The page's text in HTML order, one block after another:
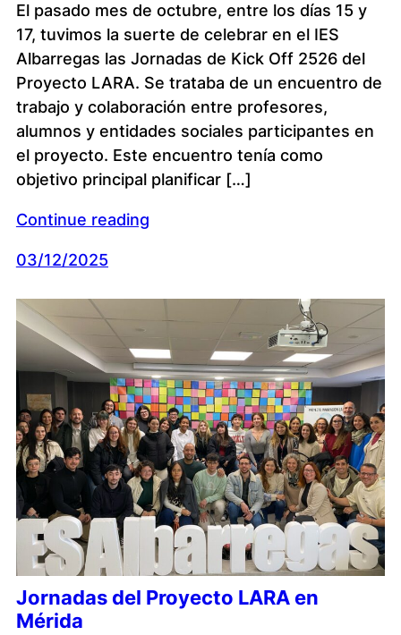
El pasado mes de octubre, entre los días 15 y
17, tuvimos la suerte de celebrar en el IES
Albarregas las Jornadas de Kick Off 2526 del
Proyecto LARA. Se trataba de un encuentro de
trabajo y colaboración entre profesores,
alumnos y entidades sociales participantes en
el proyecto. Este encuentro tenía como
objetivo principal planificar […]
Continue reading
03/12/2025
Jornadas del Proyecto LARA en
Mérida